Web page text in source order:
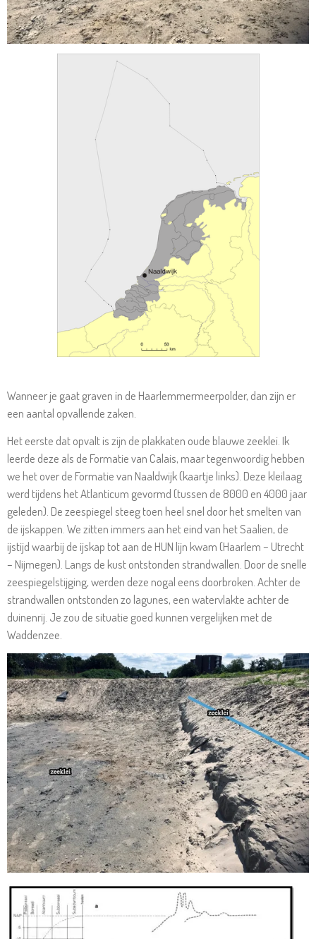
Wanneer je gaat graven in de Haarlemmermeerpolder, dan zijn er
een aantal opvallende zaken.
Het eerste dat opvalt is zijn de plakkaten oude blauwe zeeklei. Ik
leerde deze als de Formatie van Calais, maar tegenwoordig hebben
we het over de Formatie van Naaldwijk (kaartje links). Deze kleilaag
werd tijdens het Atlanticum gevormd (tussen de 8000 en 4000 jaar
geleden). De zeespiegel steeg toen heel snel door het smelten van
de ijskappen. We zitten immers aan het eind van het Saalien, de
ijstijd waarbij de ijskap tot aan de HUN lijn kwam (Haarlem – Utrecht
– Nijmegen). Langs de kust ontstonden strandwallen. Door de snelle
zeespiegelstijging, werden deze nogal eens doorbroken. Achter de
strandwallen ontstonden zo lagunes, een watervlakte achter de
duinenrij. Je zou de situatie goed kunnen vergelijken met de
Waddenzee.